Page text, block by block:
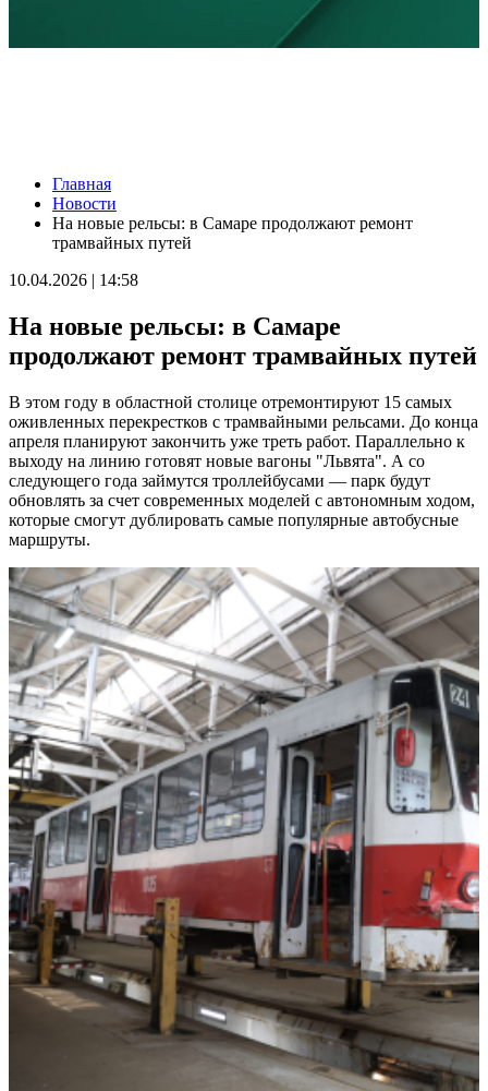
В Самарской области угроза атаки БПЛА 7 августа
действовала 4 часа
07.08.2026 | 08:25
В Тимашевской амбулатории завершили косметический
07.08.2026 | 08:07
груди
07.08.2026 | 07:11
34 градуса и без осадков: погода 7 августа в Самарской
07.08.2026 | 06:07
Губернатор Вячеслав Федорищев и первый заместитель
председателя Комитета Госдумы по бюджету и налогам
Леонид Симановский обсудили перспективное развитие
Самарского региона
06.08.2026 | 22:34
В поселке Курумоч 6 августа столкнулись два автомобиля
06.08.2026 | 22:08
обсудили дальнейшее благоустройство
06.08.2026 | 21:41
Вячеслав Федорищев поздравил командование и личный
состав 76-й дивизии ПВО с присвоением звания
"Гвардейской"
06.08.2026 | 21:01
На заседании Правительства Самарской области обсудили
исполнение бюджета региона за первое полугодие
06.08.2026 | 20:14
Ремонт улицы XXII Партсъезда в Самаре подходит к
завершению
06.08.2026 | 18:57
В Отрадненской больнице после капремонта открылся
обновленный терапевтический корпус
06.08.2026 | 18:53
В Жигулевске почти 200 человек проверились на рак кожи
06.08.2026 | 18:46
В Самарской области прошло первое заседание Экспертного
клуба для общественного контроля за выборами
06.08.2026 | 18:26
Тольяттинцев 6 августа приглашают посмотреть кино под
звездами
06.08.2026 | 17:56
16-летний подросток восстанавливается в больнице после
Главная
Новости
На новые рельсы: в Самаре продолжают ремонт
трамвайных путей
10.04.2026 | 14:58
На новые рельсы: в Самаре
продолжают ремонт трамвайных путей
В этом году в областной столице отремонтируют 15 самых
оживленных перекрестков с трамвайными рельсами. До конца
апреля планируют закончить уже треть работ. Параллельно к
выходу на линию готовят новые вагоны "Львята". А со
следующего года займутся троллейбусами — парк будут
обновлять за счет современных моделей с автономным ходом,
которые смогут дублировать самые популярные автобусные
маршруты.